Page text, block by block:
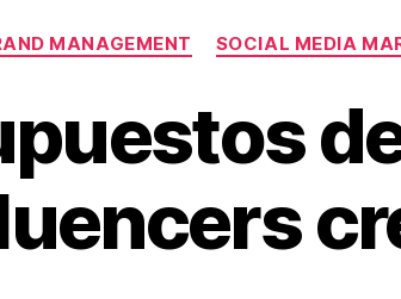
Categorías
MANAGEMENT SOCIAL MEDIA